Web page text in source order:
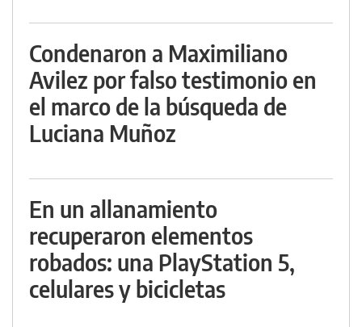
Condenaron a Maximiliano
Avilez por falso testimonio en
el marco de la búsqueda de
Luciana Muñoz
En un allanamiento
recuperaron elementos
robados: una PlayStation 5,
celulares y bicicletas